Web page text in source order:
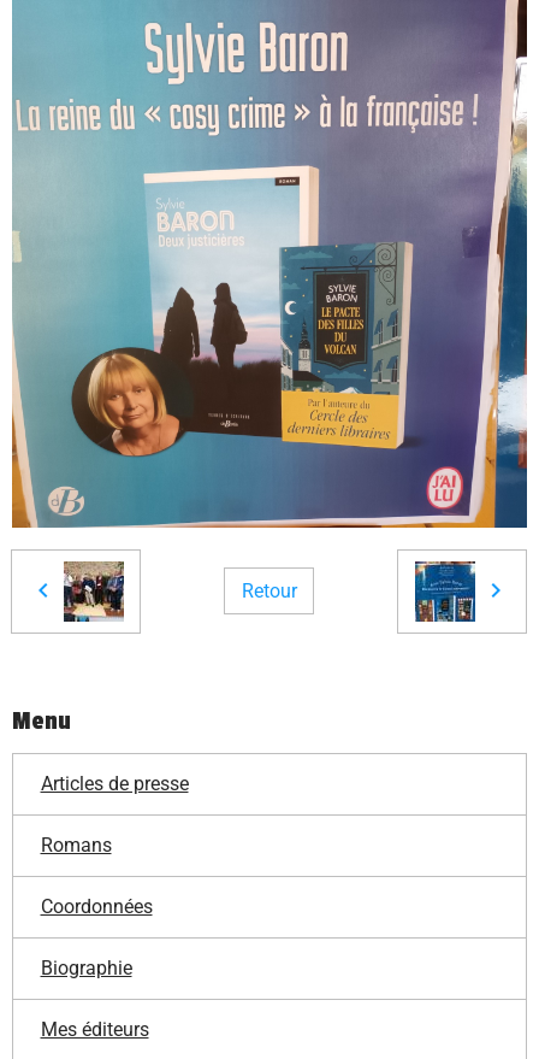
Retour
Menu
Articles de presse
Romans
Coordonnées
Biographie
Mes éditeurs